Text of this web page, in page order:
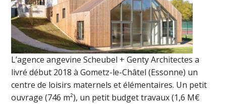
L’agence angevine Scheubel + Genty Architectes a
livré début 2018 à Gometz-le-Châtel (Essonne) un
centre de loisirs maternels et élémentaires. Un petit
ouvrage (746 m²), un petit budget travaux (1,6 M€